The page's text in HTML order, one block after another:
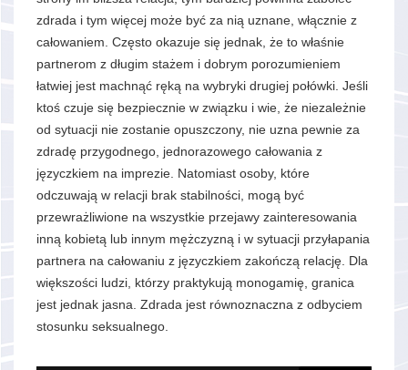
zdrada i tym więcej może być za nią uznane, włącznie z
całowaniem. Często okazuje się jednak, że to właśnie
partnerom z długim stażem i dobrym porozumieniem
łatwiej jest machnąć ręką na wybryki drugiej połówki. Jeśli
ktoś czuje się bezpiecznie w związku i wie, że niezależnie
od sytuacji nie zostanie opuszczony, nie uzna pewnie za
zdradę przygodnego, jednorazowego całowania z
języczkiem na imprezie. Natomiast osoby, które
odczuwają w relacji brak stabilności, mogą być
przewrażliwione na wszystkie przejawy zainteresowania
inną kobietą lub innym mężczyzną i w sytuacji przyłapania
partnera na całowaniu z języczkiem zakończą relację. Dla
większości ludzi, którzy praktykują monogamię, granica
jest jednak jasna. Zdrada jest równoznaczna z odbyciem
stosunku seksualnego.